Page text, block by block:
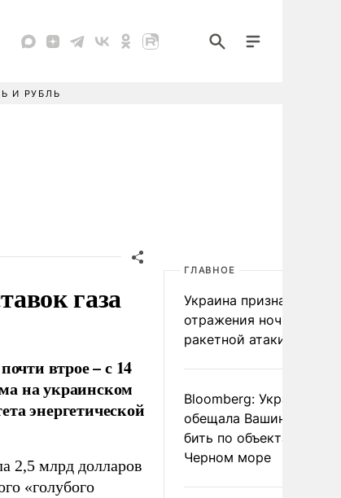
И РУБЛЬ
газа
втрое – с 14
на украинском
энергетической
2,5 млрд долларов
«голубого
ГЛАВНОЕ
Украина признала
отражения ночной
ракетной атаки
Bloomberg: Украина
обещала Вашингтону не
бить по объектам КТК в
Черном море